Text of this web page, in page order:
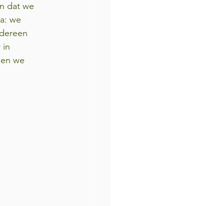
dat we
we
in
we